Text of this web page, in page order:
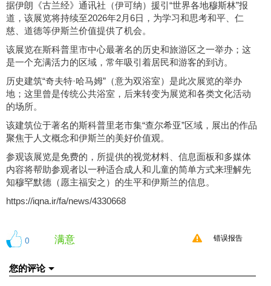
据伊朗《古兰经》通讯社（伊可纳）援引“世界各地穆斯林”报
道，该展览将持续至2026年2月6日，为学习和思考和平、仁
慈、道德等伊斯兰价值提供了机会。
该展览在斯科普里市中心最著名的历史和旅游区之一举办；这
是一个充满活力的区域，常年吸引着居民和游客的到访。
历史建筑“奇夫特·哈马姆”（意为双浴室）是此次展览的举办
地；这里曾是传统公共浴室，后来转变为展览和各类文化活动
的场所。
该建筑位于著名的斯科普里老市集“查尔希亚”区域，展出的作品
聚焦于人文概念和伊斯兰的美好价值观。
参观该展览是免费的，所提供的视觉材料、信息面板和多媒体
内容将帮助参观者以一种适合成人和儿童的简单方式来理解先
知穆罕默德（愿主福安之）的生平和伊斯兰的信息。
https://iqna.ir/fa/news/4330668
0 满意 错误报告
您的评论